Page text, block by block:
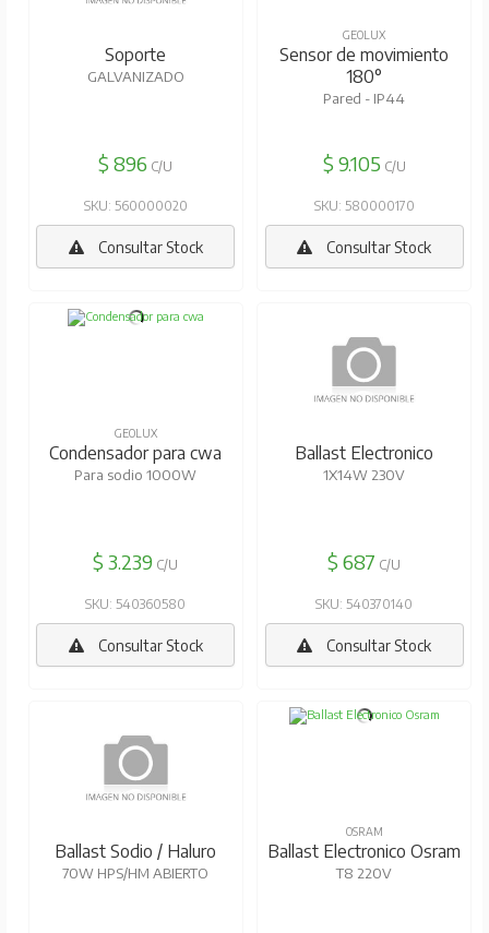
Soporte
GALVANIZADO
$ 896 C/U
SKU: 560000020
Consultar Stock
GEOLUX
Sensor de movimiento
180°
Pared - IP44
$ 9.105 C/U
SKU: 580000170
Consultar Stock
GEOLUX
Condensador para cwa
Para sodio 1000W
$ 3.239 C/U
SKU: 540360580
Consultar Stock
Ballast Electronico
1X14W 230V
$ 687 C/U
SKU: 540370140
Consultar Stock
Ballast Sodio / Haluro
70W HPS/HM ABIERTO
OSRAM
Ballast Electronico Osram
T8 220V